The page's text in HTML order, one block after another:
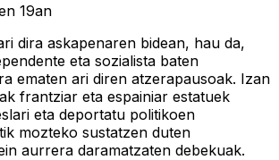
19an
dira askapenaren bidean, hau da,
eta sozialista baten
ematen ari diren atzerapausoak. Izan
frantziar eta espainiar estatuek
eta deportatu politikoen
mozteko sustatzen duten
aurrera daramatzaten debekuak.